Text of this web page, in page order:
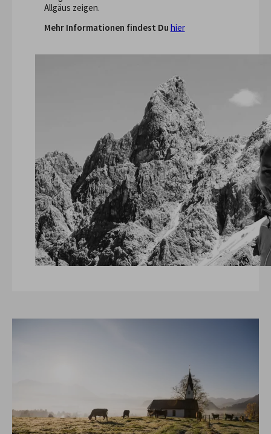
Allgäus zeigen.
Mehr Informationen findest Du hier